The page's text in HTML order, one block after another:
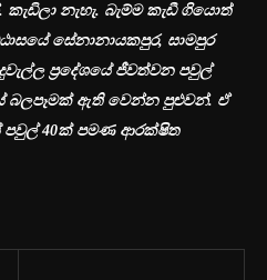
නැහැ. බැම්ම කැඩී ගියොත්
සේනානායකපුර, සාමපුර
ප්‍රදේශයේ ජීවත්වන පවුල්
බලපෑමක් ඇති වෙන්න පුළුවන්. ඒ
පවුල්40ක් පමණ ආරක්ෂිත